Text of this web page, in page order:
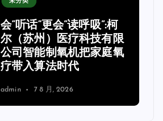
会”听话”更会”读呼吸”:柯
尔（苏州）医疗科技有限
公司智能制氧机把家庭氧
疗带入算法时代
admin 7 8 月, 2026